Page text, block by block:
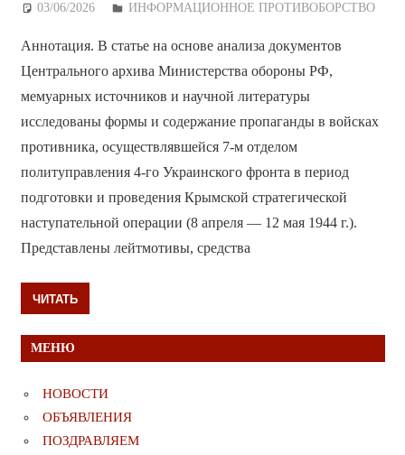
03/06/2026 Дежурный по Редакции
ИНФОРМАЦИОННОЕ ПРОТИВОБОРСТВО
Аннотация. В статье на основе анализа документов
Центрального архива Министерства обороны РФ,
мемуарных источников и научной литературы
исследованы формы и содержание пропаганды в войсках
противника, осуществлявшейся 7-м отделом
политуправления 4-го Украинского фронта в период
подготовки и проведения Крымской стратегической
наступательной операции (8 апреля — 12 мая 1944 г.).
Представлены лейтмотивы, средства
ЧИТАТЬ
МЕНЮ
НОВОСТИ
ОБЪЯВЛЕНИЯ
ПОЗДРАВЛЯЕМ